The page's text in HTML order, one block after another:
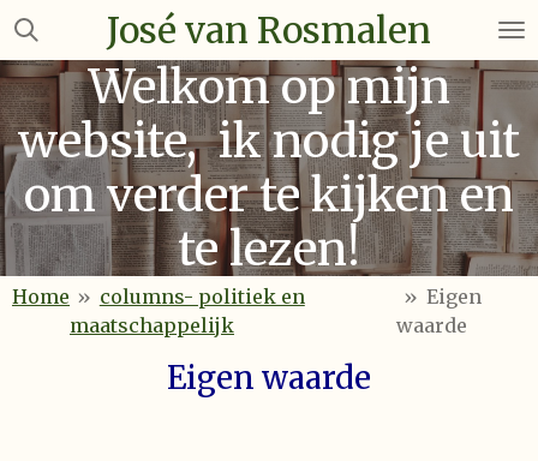
Ga
naar
de
hoofdinhoud
José van Rosmalen
Welkom op mijn
website, ik nodig je uit
om verder te kijken en
te lezen!
Home » columns- politiek en
maatschappelijk
» Eigen
waarde
Eigen waarde